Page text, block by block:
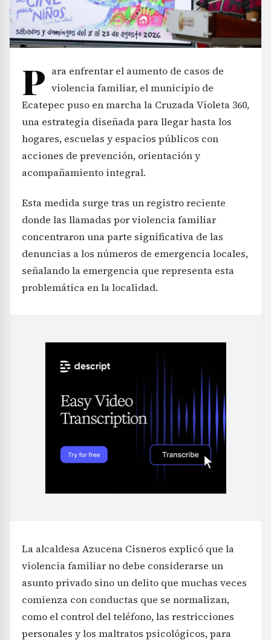
P ara enfrentar el aumento de casos de
violencia familiar, el municipio de
Ecatepec puso en marcha la Cruzada Violeta 360,
una estrategia diseñada para llegar hasta los
hogares, escuelas y espacios públicos con
acciones de prevención, orientación y
acompañamiento integral.
Esta medida surge tras un registro reciente
donde las llamadas por violencia familiar
concentraron una parte significativa de las
denuncias a los números de emergencia locales,
señalando la emergencia que representa esta
problemática en la localidad.
La alcaldesa Azucena Cisneros explicó que la
violencia familiar no debe considerarse un
asunto privado sino un delito que muchas veces
comienza con conductas que se normalizan,
como el control del teléfono, las restricciones
personales y los maltratos psicológicos, para